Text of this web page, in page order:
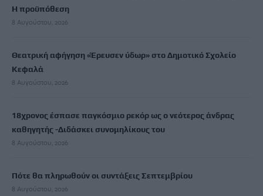
Η προϋπόθεση
8 Αυγούστου, 2026
Θεατρική αφήγηση «Έρευσεν ύδωρ» στο Δημοτικό Σχολείο
Κεφαλά
8 Αυγούστου, 2026
18χρονος έσπασε παγκόσμιο ρεκόρ ως ο νεότερος άνδρας
καθηγητής -Διδάσκει συνομηλίκους του
8 Αυγούστου, 2026
Πότε θα πληρωθούν οι συντάξεις Σεπτεμβρίου
8 Αυγούστου, 2026